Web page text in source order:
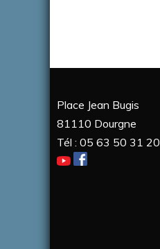
Place Jean Bugis
81110 Dourgne
Tél : 05 63 50 31 20